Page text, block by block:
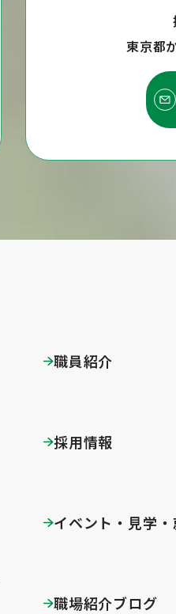
東京都
職員紹介
採用情報
イベント・見学
職場紹介ブログ